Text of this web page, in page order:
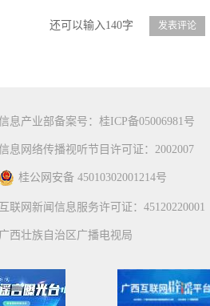
还可以输入140字
息产业部备案号：桂ICP备05006981号
息网络传播视听节目许可证：2002007
桂公网安备 45010302001214号
互联网新闻信息服务许可证：45120220001
广西壮族自治区广播电视局